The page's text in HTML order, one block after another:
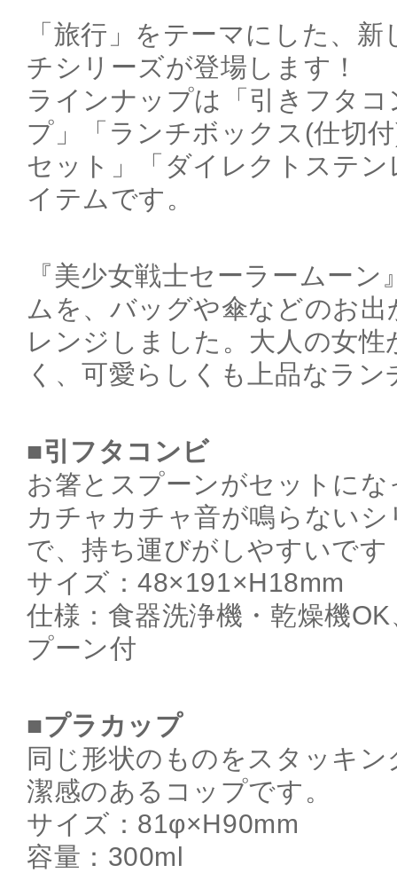
「旅行」をテーマにした、
チシリーズが登場します！
ラインナップは「引きフタ
プ」「ランチボックス(仕切
セット」「ダイレクトステ
イテムです。
『美少女戦士セーラームー
ムを、バッグや傘などのお
レンジしました。大人の女
く、可愛らしくも上品なラ
■引フタコンビ
お箸とスプーンがセットに
カチャカチャ音が鳴らない
で、持ち運びがしやすいです
サイズ：48×191×H18mm
仕様：食器洗浄機・乾燥機
プーン付
■プラカップ
同じ形状のものをスタッキ
潔感のあるコップです。
サイズ：81φ×H90mm
容量：300ml